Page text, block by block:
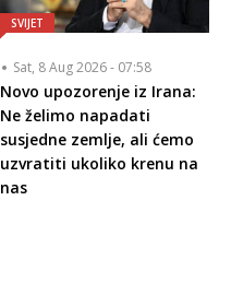
SVIJET
Sat, 8 Aug 2026 - 07:58
Novo upozorenje iz Irana:
Ne želimo napadati
susjedne zemlje, ali ćemo
uzvratiti ukoliko krenu na
nas